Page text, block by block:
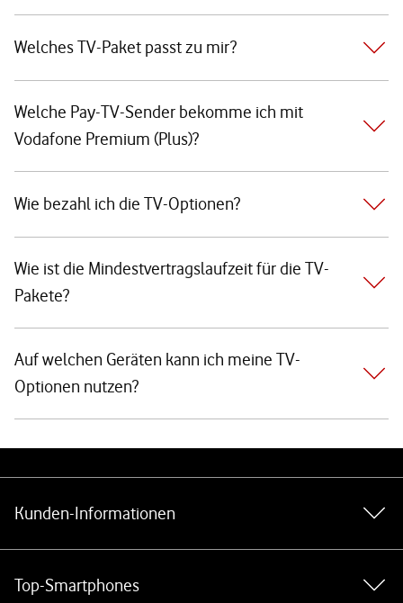
Welches TV-Paket passt zu mir?
Welche Pay-TV-Sender bekomme ich mit
Vodafone Premium (Plus)?
Wie bezahl ich die TV-Optionen?
Wie ist die Mindestvertragslaufzeit für die TV-
Pakete?
Auf welchen Geräten kann ich meine TV-
Optionen nutzen?
Kunden-Informationen
Top-Smartphones